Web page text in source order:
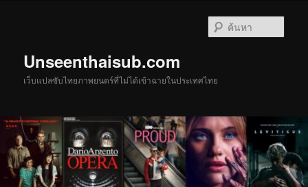
Unseenthaisub.com
เว็บแปลซับไทยภาพยนตร์ที่ไม่ได้เข้าฉายในประเทศไทย